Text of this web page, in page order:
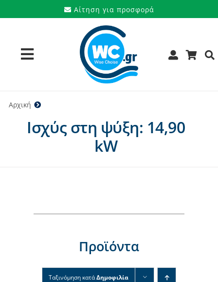
στο
Αίτηση για προσφορά
Toggle
Navigation
Προϊόντα
Υπηρεσίες
Αρχική
Ισχύς στη ψύξη: 14,90
kW
Προϊόντα
Ταξινόμηση κατάΔημοφιλία